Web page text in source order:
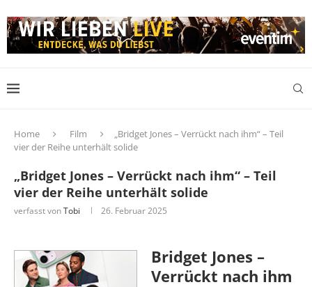
Home Film
„Bridget Jones – Verrückt nach ihm“ – Teil
vier der Reihe unterhält solide
„Bridget Jones – Verrückt nach ihm“ – Teil
vier der Reihe unterhält solide
verfasst vonTobi 26. Februar 2025
Bridget Jones –
Verrückt nach ihm